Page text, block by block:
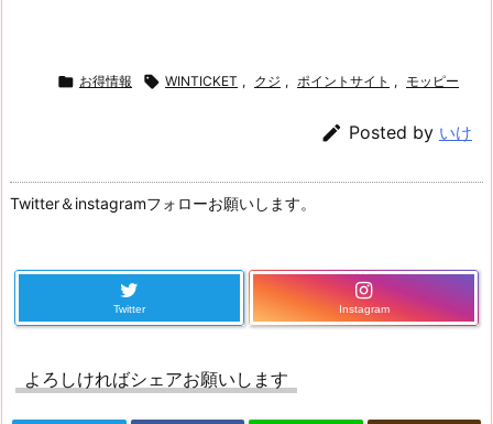
 お得情報  WINTICKET , クジ , ポイントサイト , モッピー
 Posted by いけ
Twitter＆instagramフォローお願いします。
Twitter Instagram
よろしければシェアお願いします